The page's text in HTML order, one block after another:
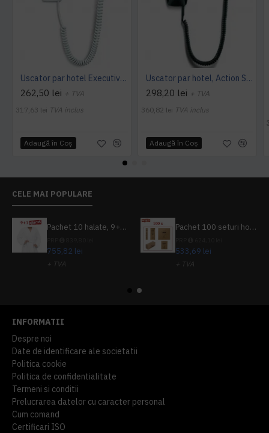
Uscator par hotel Executive 1200 Super, Valera
262,50 lei + TVA
317,63 lei TVA inclus
Adaugă în Coş
Uscator par hotel, Action Super Plus 1200W, Valera
298,20 lei + TVA
360,82 lei TVA inclus
Adaugă în Coş
CELE MAI POPULARE
Pachet 10 halate, 9+1 gratuit
755,82 lei
+ TVA
Pachet 100 seturi hoteliere, set dentar, set barbierit, casca de dus, pila unghii, set cusut
533,69 lei
+ TVA
INFORMATII
Despre noi
Date de identificare ale societatii
Politica cookie
Politica de confidentialitate
Termeni si conditii
Prelucrarea datelor cu caracter personal
Cum comand
Certificari ISO